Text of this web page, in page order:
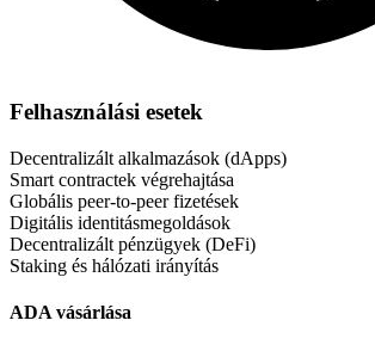
Felhasználási esetek
Decentralizált alkalmazások (dApps)
Smart contractek végrehajtása
Globális peer-to-peer fizetések
Digitális identitásmegoldások
Decentralizált pénzügyek (DeFi)
Staking és hálózati irányítás
ADA vásárlása